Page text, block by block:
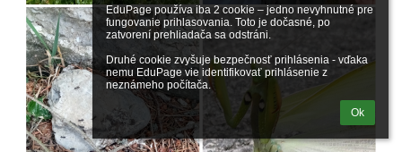
EduPage používa iba 2 cookie – jedno nevyhnutné pre
fungovanie prihlasovania. Toto je dočasné, po
zatvorení prehliadača sa odstráni.
Druhé cookie zvyšuje bezpečnosť prihlásenia - vďaka
nemu EduPage vie identifikovať prihlásenie z
neznámeho počítača.
Ok